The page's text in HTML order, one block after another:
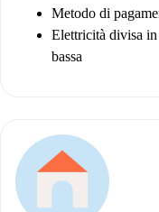
Metodo di
Elettricità divisa
bassa